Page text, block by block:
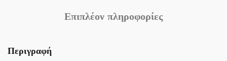
Επιπλέον πληροφορίες
Περιγραφή